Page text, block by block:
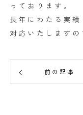
っております。
長年にわたる実
対応いたしますの
前の記事